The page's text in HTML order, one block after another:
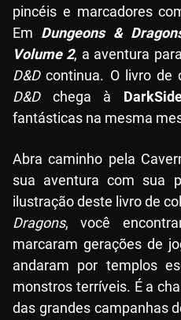
pincéis e marcadores
Em Dungeons &
Volume 2, a aventura
D&Dcontinua. O livro de
D&Dchega à
fantásticas na mesma
Abra caminho pela
sua aventura com sua
ilustração deste livro de
Dragons, você
marcaram gerações de
andaram por templos
monstros terríveis. É a
das grandes campanhas